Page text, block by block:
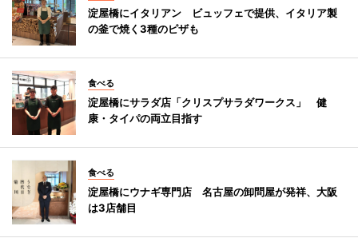
淀屋橋にイタリアン ビュッフェで提供、イタリア製
の釜で焼く3種のピザも
食べる
淀屋橋にサラダ店「クリスプサラダワークス」 健
康・タイパの両立目指す
食べる
淀屋橋にウナギ専門店 名古屋の卸問屋が発祥、大阪
は3店舗目